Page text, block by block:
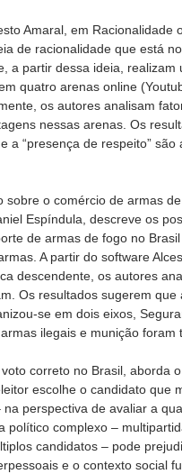
Amaral, em Racionalidade
de racionalidade que está
a partir dessa ideia, realizam
quatro arenas online
os autores analisam
nessas arenas. Os
a “presença de respeito”
sobre o comércio de armas
Espíndula, descreve os
de armas de fogo no
A partir do software
descendente, os autores
Os resultados sugerem
se em dois eixos,
ilegais e munição foram
correto no Brasil, aborda
escolhe o candidato que
perspectiva de avaliar a
político complexo –
candidatos – pode
e o contexto social